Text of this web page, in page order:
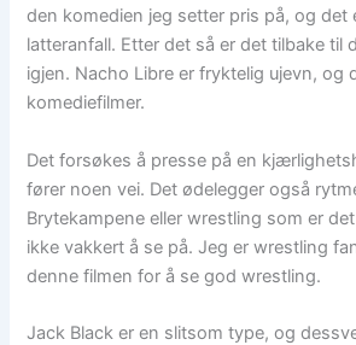
den komedien jeg setter pris på, og det
latteranfall. Etter det så er det tilbake til
igjen. Nacho Libre er fryktelig ujevn, og
komediefilmer.
Det forsøkes å presse på en
fører noen vei. Det ødelegger også
Brytekampene eller wrestling som er
ikke vakkert å se på. Jeg er wrestling
denne filmen for å se god wrestling.
Jack Black er en slitsom type, og